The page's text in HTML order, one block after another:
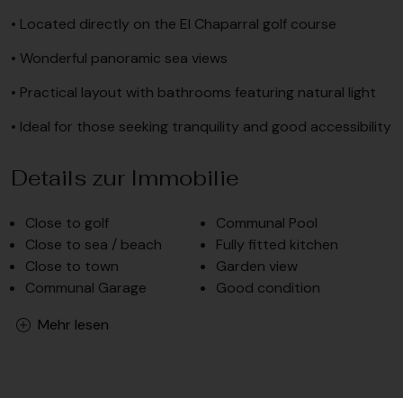
• Located directly on the El Chaparral golf course
• Wonderful panoramic sea views
• Practical layout with bathrooms featuring natural light
• Ideal for those seeking tranquility and good accessibility
Details zur Immobilie
Close to golf
Close to sea / beach
Close to town
Communal Garage
Communal Pool
Fully fitted kitchen
Garden view
Good condition
Mehr lesen